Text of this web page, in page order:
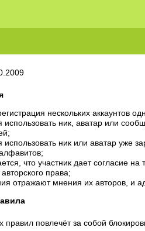
нескольких аккаунтов
использовать ник, аватар или
ник или аватар уже
что участник дает согласие
права;
отражают мнения их авторов, и
правил повлечёт за собой